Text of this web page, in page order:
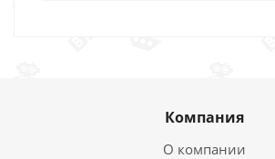
Компания
О компании